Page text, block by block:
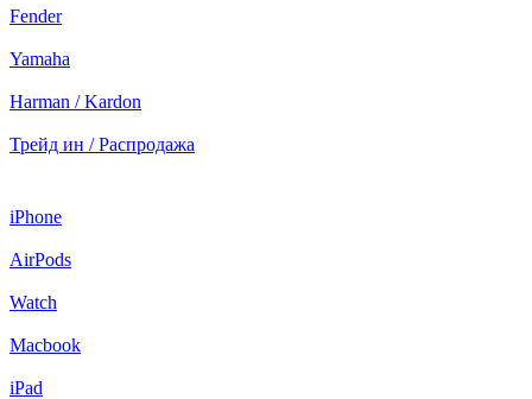
Fender
Yamaha
Harman / Kardon
Трейд ин / Распродажа
iPhone
AirPods
Watch
Macbook
iPad